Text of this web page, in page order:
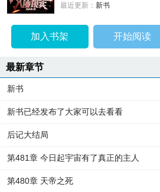
最近更新：新书
加入书架 开始阅读
最新章节
新书
新书已经发布了大家可以去看看
后记大结局
第481章 今日起宇宙有了真正的主人
第480章 天帝之死